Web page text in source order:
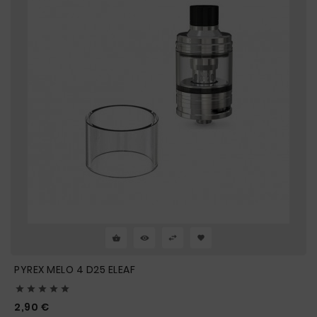
PYREX MELO 4 D25 ELEAF
    
2,90 €